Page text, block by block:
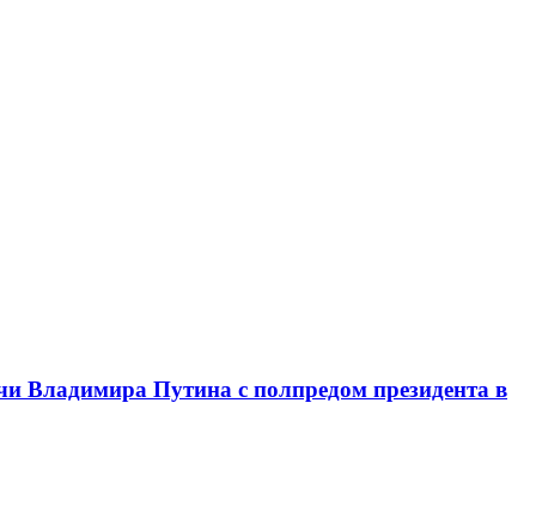
Владимира Путина с полпредом президента в